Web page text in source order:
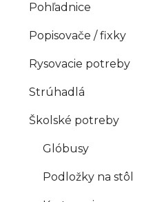
Pohľadnice
Popisovače / fixky
Rysovacie potreby
Strúhadlá
Školské potreby
Glóbusy
Podložky na stôl